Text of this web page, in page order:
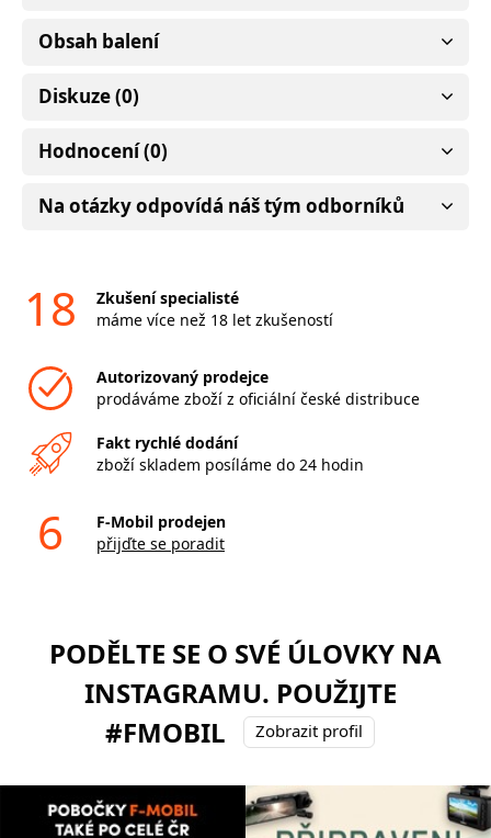
Obsah balení
Diskuze (0)
Hodnocení (0)
Na otázky odpovídá náš tým odborníků
18
Zkušení specialisté
máme více než 18 let zkušeností
Autorizovaný prodejce
prodáváme zboží z oficiální české distribuce
Fakt rychlé dodání
zboží skladem posíláme do 24 hodin
6
F-Mobil prodejen
přijďte se poradit
PODĚLTE SE O SVÉ ÚLOVKY NA
INSTAGRAMU. POUŽIJTE
#FMOBIL
Zobrazit profil